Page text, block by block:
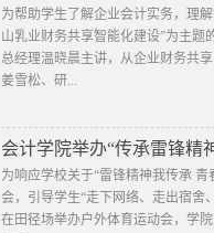
为帮助学生了解企业会计实务，理
山乳业财务共享智能化建设”为主
总经理温晓晨主讲，从企业财务共
姜雪松、研...
会计学院举办“传承雷锋精
为响应学校关于“雷锋精神我传承
会，引导学生“走下网络、走出宿舍
在田径场举办户外体育运动会，学